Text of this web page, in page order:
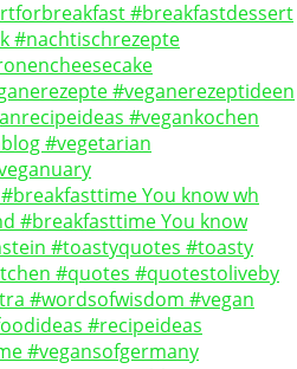
You know wh